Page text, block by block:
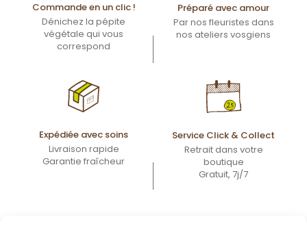
Commande en un clic !
Dénichez la pépite
végétale qui vous
correspond
Préparé avec amour
Par nos fleuristes dans
nos ateliers vosgiens
Expédiée avec soins
Livraison rapide
Garantie fraîcheur
Service Click & Collect
Retrait dans votre
boutique
Gratuit, 7j/7